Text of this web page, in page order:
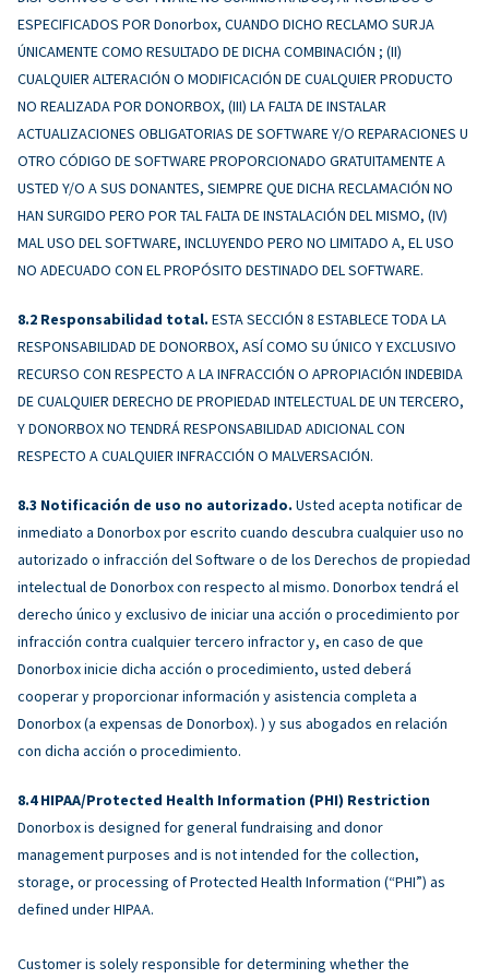
ESPECIFICADOS POR Donorbox, CUANDO DICHO RECLAMO SURJA
ÚNICAMENTE COMO RESULTADO DE DICHA COMBINACIÓN ; (II)
CUALQUIER ALTERACIÓN O MODIFICACIÓN DE CUALQUIER PRODUCTO
NO REALIZADA POR DONORBOX, (III) LA FALTA DE INSTALAR
ACTUALIZACIONES OBLIGATORIAS DE SOFTWARE Y/O REPARACIONES U
OTRO CÓDIGO DE SOFTWARE PROPORCIONADO GRATUITAMENTE A
USTED Y/O A SUS DONANTES, SIEMPRE QUE DICHA RECLAMACIÓN NO
HAN SURGIDO PERO POR TAL FALTA DE INSTALACIÓN DEL MISMO, (IV)
MAL USO DEL SOFTWARE, INCLUYENDO PERO NO LIMITADO A, EL USO
NO ADECUADO CON EL PROPÓSITO DESTINADO DEL SOFTWARE.
Responsabilidad total. ESTA SECCIÓN 8 ESTABLECE TODA LA
RESPONSABILIDAD DE DONORBOX, ASÍ COMO SU ÚNICO Y EXCLUSIVO
RECURSO CON RESPECTO A LA INFRACCIÓN O APROPIACIÓN INDEBIDA
DE CUALQUIER DERECHO DE PROPIEDAD INTELECTUAL DE UN TERCERO,
Y DONORBOX NO TENDRÁ RESPONSABILIDAD ADICIONAL CON
RESPECTO A CUALQUIER INFRACCIÓN O MALVERSACIÓN.
Notificación de uso no autorizado. Usted acepta notificar de
inmediato a Donorbox por escrito cuando descubra cualquier uso no
autorizado o infracción del Software o de los Derechos de propiedad
intelectual de Donorbox con respecto al mismo. Donorbox tendrá el
derecho único y exclusivo de iniciar una acción o procedimiento por
infracción contra cualquier tercero infractor y, en caso de que
Donorbox inicie dicha acción o procedimiento, usted deberá
cooperar y proporcionar información y asistencia completa a
Donorbox (a expensas de Donorbox). ) y sus abogados en relación
con dicha acción o procedimiento.
HIPAA/Protected Health Information (PHI) Restriction
Donorbox is designed for general fundraising and donor
management purposes and is not intended for the collection,
storage, or processing of Protected Health Information (“PHI”) as
defined under HIPAA.
Customer is solely responsible for determining whether the